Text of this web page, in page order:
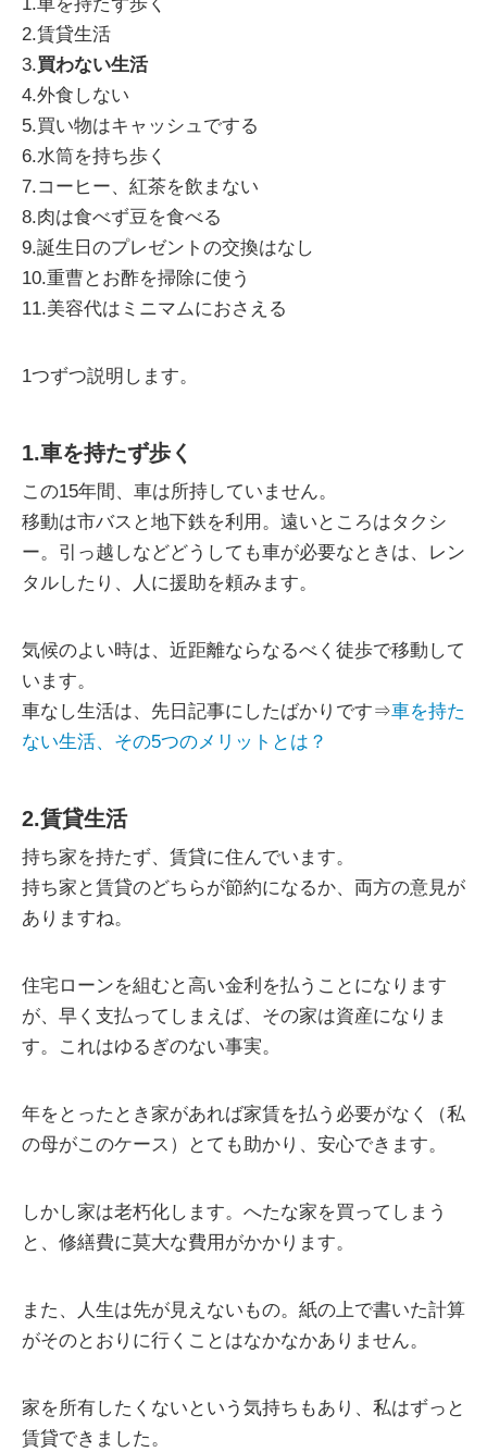
2.賃貸生活
3.買わない生活
4.外食しない
5.買い物はキャッシュでする
6.水筒を持ち歩く
7.コーヒー、紅茶を飲まない
8.肉は食べず豆を食べる
9.誕生日のプレゼントの交換はなし
10.重曹とお酢を掃除に使う
11.美容代はミニマムにおさえる
1つずつ説明します。
1.車を持たず歩く
この15年間、車は所持していません。
移動は市バスと地下鉄を利用。遠いところはタクシ
ー。引っ越しなどどうしても車が必要なときは、レン
タルしたり、人に援助を頼みます。
気候のよい時は、近距離ならなるべく徒歩で移動して
います。
車なし生活は、先日記事にしたばかりです⇒車を持た
ない生活、その5つのメリットとは？
2.賃貸生活
持ち家を持たず、賃貸に住んでいます。
持ち家と賃貸のどちらが節約になるか、両方の意見が
ありますね。
住宅ローンを組むと高い金利を払うことになります
が、早く支払ってしまえば、その家は資産になりま
す。これはゆるぎのない事実。
年をとったとき家があれば家賃を払う必要がなく（私
の母がこのケース）とても助かり、安心できます。
しかし家は老朽化します。へたな家を買ってしまう
と、修繕費に莫大な費用がかかります。
また、人生は先が見えないもの。紙の上で書いた計算
がそのとおりに行くことはなかなかありません。
家を所有したくないという気持ちもあり、私はずっと
賃貸できました。